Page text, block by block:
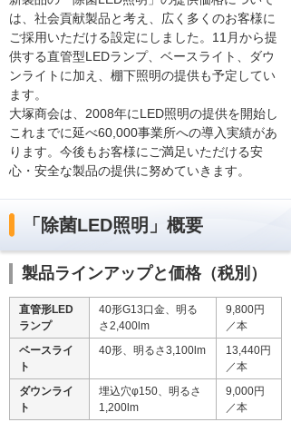
は、社会貢献製品と考え、広く多くのお客様に
ご採用いただける設定にしました。11月から提
供する直管型LEDランプ、ベースライト、ダウ
ンライトに加え、棚下照明の提供も予定してい
ます。
大塚商会は、2008年にLED照明の提供を開始し
これまでに延べ60,000事業所への導入実績があ
ります。今後もお客様にご満足いただける安
心・安全な製品の提供に努めていきます。
「除菌LED照明」概要
製品ラインアップと価格（税別）
直管形LED
ランプ
40形G13口金、明る
さ2,400lm
9,800円
／本
ベースライ
ト
40形、明るさ3,100lm
13,440円
／本
ダウンライ
ト
埋込穴φ150、明るさ
1,200lm
9,000円
／本